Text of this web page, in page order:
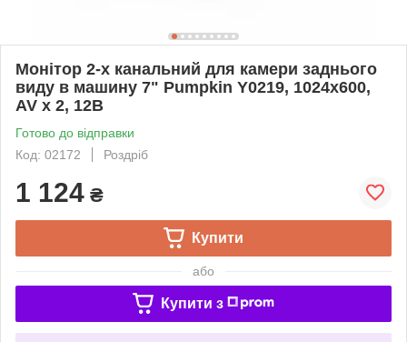
Монітор 2-х канальний для камери заднього
виду в машину 7" Pumpkin Y0219, 1024х600,
AV х 2, 12В
Готово до відправки
Код: 02172
Роздріб
1 124 ₴
Купити
або
Купити з